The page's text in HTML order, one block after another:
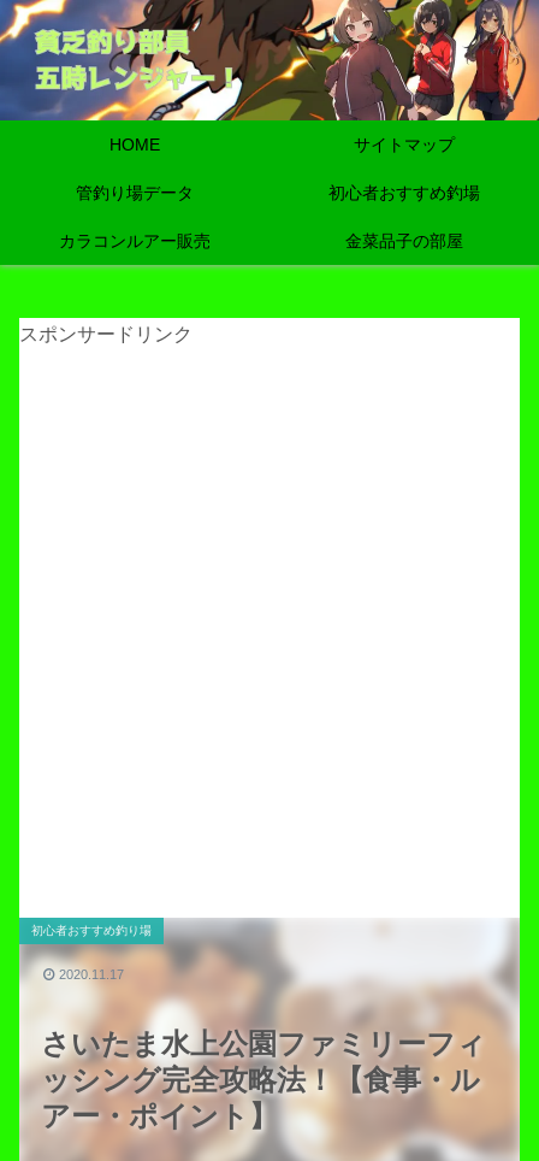
HOME サイトマップ
管釣り場データ 初心者おすすめ釣場
カラコンルアー販売 金菜品子の部屋
スポンサードリンク
さいたま水上公園ファミリーフィ
ッシング完全攻略法！【食事・ル
アー・ポイント】
初心者おすすめ釣り場
2020.11.17